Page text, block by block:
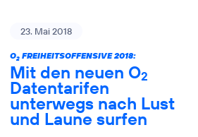
23. Mai 2018
O2FREIHEITSOFFENSIVE 2018:
Mit den neuen O2
Datentarifen
unterwegs nach Lust
und Laune surfen